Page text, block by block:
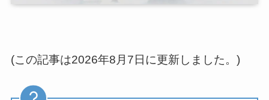
(この記事は2026年8月7日に更新しました。)